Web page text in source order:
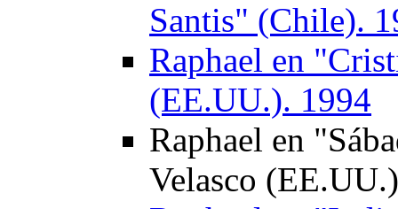
Santis" (Chile).
Raphael en
(EE.UU.). 1994
Raphael en
Velasco